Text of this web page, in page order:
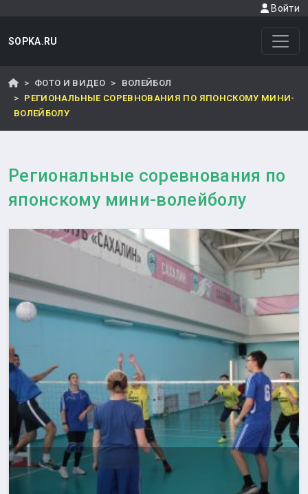
Войти
SOPKA.RU
ФОТО И ВИДЕО
ВОЛЕЙБОЛ
РЕГИОНАЛЬНЫЕ СОРЕВНОВАНИЯ ПО ЯПОНСКОМУ МИНИ-
ВОЛЕЙБОЛУ
Региональные соревнования по
японскому мини-волейболу